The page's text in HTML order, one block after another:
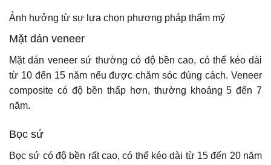
Ảnh hưởng từ sự lựa chọn phương pháp thẩm mỹ
Mặt dán veneer
Mặt dán veneer sứ thường có độ bền cao, có thể kéo dài
từ 10 đến 15 năm nếu được chăm sóc đúng cách. Veneer
composite có độ bền thấp hơn, thường khoảng 5 đến 7
năm.
Bọc sứ
Bọc sứ có độ bền rất cao, có thể kéo dài từ 15 đến 20 năm